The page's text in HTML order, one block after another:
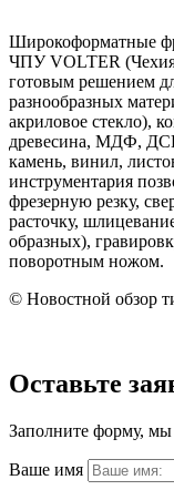
Широкоформатные
ЧПУ VOLTER
готовым решением
разнообразных
акриловое стекло),
древесина, МДФ,
камень, винил,
инструментария
фрезерную резку,
расточку,
образных),
поворотным ножом.
© Новостной обзор
Оставьте
Заполните форму,
Ваше имя